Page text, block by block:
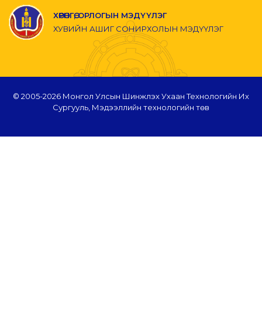
ХӨРӨНГӨ, ОРЛОГЫН МЭДҮҮЛЭГ
ХУВИЙН АШИГ СОНИРХОЛЫН МЭДҮҮЛЭГ
© 2005-2026 Монгол Улсын Шинжлэх Ухаан Технологийн Их
Сургууль, Мэдээллийн технологийн төв